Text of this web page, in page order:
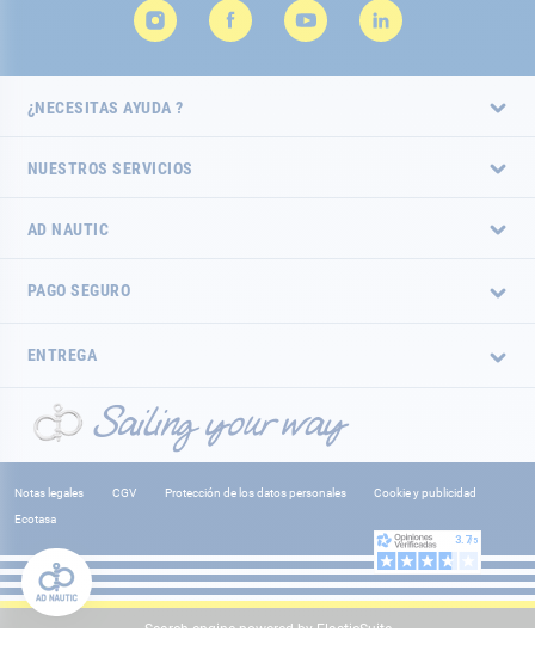
¿NECESITAS AYUDA ?
NUESTROS SERVICIOS
AD NAUTIC
PAGO SEGURO
ENTREGA
Notas legales CGV Protección de los datos personales
Cookie y publicidad
Ecotasa
Search engine powered byElasticSuite